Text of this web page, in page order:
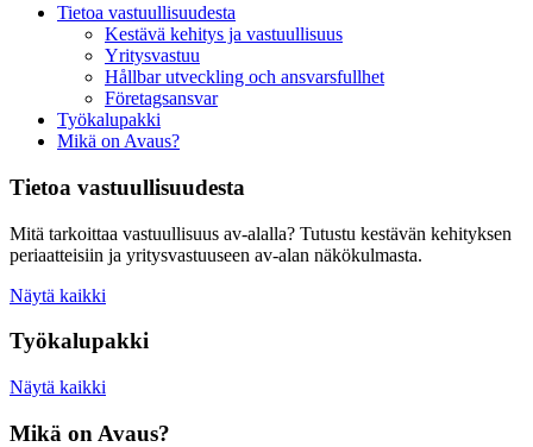
Tietoa vastuullisuudesta
Kestävä kehitys ja vastuullisuus
Yritysvastuu
Hållbar utveckling och ansvarsfullhet
Företagsansvar
Työkalupakki
Mikä on Avaus?
Tietoa vastuullisuudesta
Mitä tarkoittaa vastuullisuus av-alalla? Tutustu kestävän kehityksen
periaatteisiin ja yritysvastuuseen av-alan näkökulmasta.
Näytä kaikki
Työkalupakki
Näytä kaikki
Mikä on Avaus?